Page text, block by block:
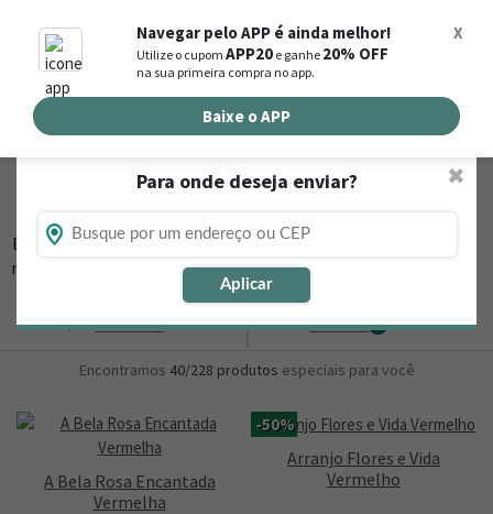
Navegar pelo APP é ainda melhor!
Utilize o cupomAPP20 e ganhe 20% OFF
na sua primeira compra no app.
X
Baixe o APP
Busca de produtos
Buscar por endereço de entrega
Para onde deseja enviar?
Aplicar
✖
Flores, Cestas e Presentes em Envira - AM
Está procurando loja de presente online em Envira - AM? Então,
navegue na Nova
Refinar 0
Ordernar
Encontramos 40/228 produtos especiais para você
A Bela Rosa Encantada
Vermelha
-50%
Arranjo Flores e Vida
Vermelho